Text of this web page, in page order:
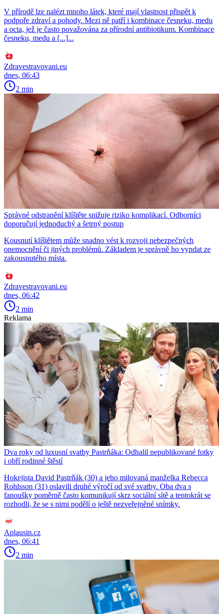
V přírodě lze nalézt mnoho látek, které mají vlastnost přispět k
podpoře zdraví a pohody. Mezi ně patří i kombinace česneku, medu
a octa, jež je často považována za přírodní antibiotikum. Kombinace
česneku, medu a [...]...
Zdravestravovani.eu
dnes, 06:43
2 min
Správné odstranění klíštěte snižuje riziko komplikací. Odborníci
doporučují jednoduchý a šetrný postup
Kousnutí klíštětem může snadno vést k rozvoji nebezpečných
onemocnění či jiných problémů. Základem je správně ho vyndat ze
zakousnutého místa.
Zdravestravovani.eu
dnes, 06:42
2 min
Reklama
Dva roky od luxusní svatby Pastrňáka: Odhalil nepublikované fotky
i obří rodinné štěstí
Hokejista David Pastrňák (30) a jeho milovaná manželka Rebecca
Rohlsson (31) oslavili druhé výročí od své svatby. Oba dva s
fanoušky poměrně často komunikují skrz sociální sítě a tentokrát se
rozhodli, že se s nimi podělí o ještě nezveřejněné snímky.
Aplausin.cz
dnes, 06:41
2 min